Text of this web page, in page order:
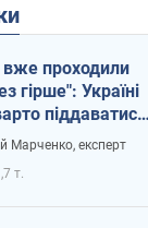
проходили
гірше": Україні
піддаватися
через
Марченко, експерт
т.